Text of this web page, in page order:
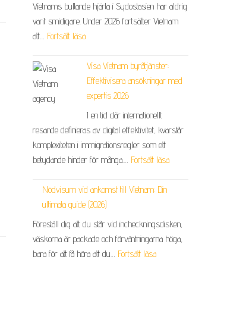
Vietnams bultande hjärta i Sydostasien har aldrig
varit smidigare. Under 2026 fortsätter Vietnam
att… Fortsätt läsa
Visa Vietnam byråtjänster:
Effektivisera ansökningar med
expertis 2026
I en tid där internationellt
resande definieras av digital effektivitet, kvarstår
komplexiteten i immigrationsregler som ett
betydande hinder för många.… Fortsätt läsa
Nödvisum vid ankomst till Vietnam: Din
ultimata guide (2026)
Föreställ dig att du står vid incheckningsdisken,
väskorna är packade och förväntningarna höga,
bara för att få höra att du… Fortsätt läsa